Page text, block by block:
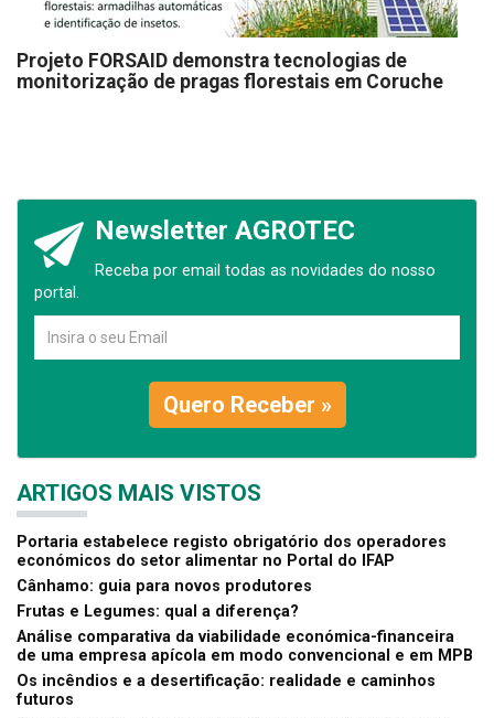
Projeto FORSAID demonstra tecnologias de
monitorização de pragas florestais em Coruche
Newsletter AGROTEC
Receba por email todas as novidades do nosso
portal.
Quero Receber »
ARTIGOS MAIS VISTOS
Portaria estabelece registo obrigatório dos operadores
económicos do setor alimentar no Portal do IFAP
Cânhamo: guia para novos produtores
Frutas e Legumes: qual a diferença?
Análise comparativa da viabilidade económica-financeira
de uma empresa apícola em modo convencional e em MPB
Os incêndios e a desertificação: realidade e caminhos
futuros